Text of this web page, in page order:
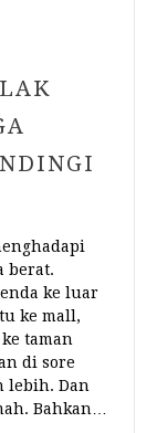
berat.
ke luar
ke mall,
taman
di sore
lebih. Dan
Bahkan…